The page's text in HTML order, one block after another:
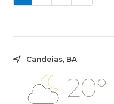
Candeias, BA
20°